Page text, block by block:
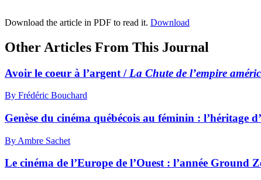
Download the article in PDF to read it. Download
Other Articles From This Journal
Avoir le coeur à l’argent / La Chute de l’empire
By Frédéric Bouchard
Genèse du cinéma québécois au féminin : l’héritage
By Ambre Sachet
Le cinéma de l’Europe de l’Ouest : l’année Ground